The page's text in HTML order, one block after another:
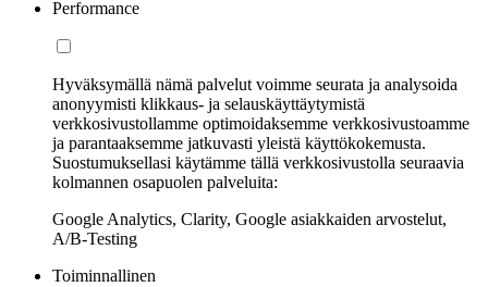
Performance
Hyväksymällä nämä palvelut voimme seurata ja analysoida
anonyymisti klikkaus- ja selauskäyttäytymistä
verkkosivustollamme optimoidaksemme verkkosivustoamme
ja parantaaksemme jatkuvasti yleistä käyttökokemusta.
Suostumuksellasi käytämme tällä verkkosivustolla seuraavia
kolmannen osapuolen palveluita:
Google Analytics, Clarity, Google asiakkaiden arvostelut,
A/B-Testing
Toiminnallinen